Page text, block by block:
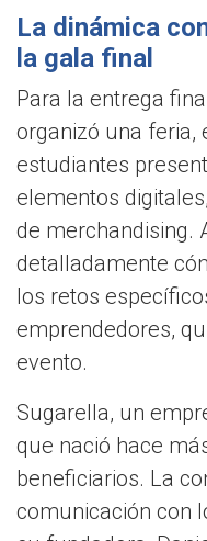
La dinámica
la gala final
Para la entrega
organizó una feria,
estudiantes
elementos
de merchandising.
detalladamente
los retos
emprendedores,
evento.
Sugarella, un
que nació hace
beneficiarios. La
comunicación con